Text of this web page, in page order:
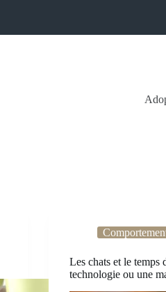
Les chats et le temps
technologie ou une